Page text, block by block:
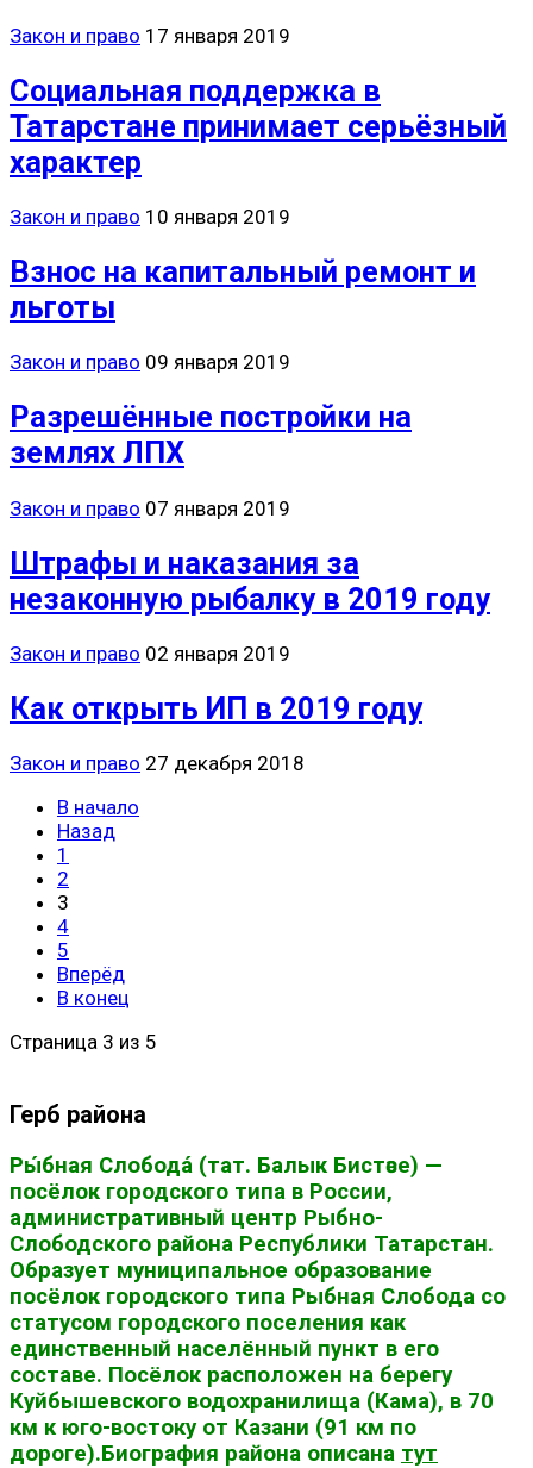
Закон и право 17 января 2019
Социальная поддержка в
Татарстане принимает серьёзный
характер
Закон и право 10 января 2019
Взнос на капитальный ремонт и
льготы
Закон и право 09 января 2019
Разрешённые постройки на
землях ЛПХ
Закон и право 07 января 2019
Штрафы и наказания за
незаконную рыбалку в 2019 году
Закон и право 02 января 2019
Как открыть ИП в 2019 году
Закон и право 27 декабря 2018
В начало
Назад
1
2
3
4
5
Вперёд
В конец
Страница 3 из 5
Герб района
Ры́бная Слобода́ (тат. Балык Бистәсе) —
посёлок городского типа в России,
административный центр Рыбно-
Слободского района Республики Татарстан.
Образует муниципальное образование
посёлок городского типа Рыбная Слобода со
статусом городского поселения как
единственный населённый пункт в его
составе. Посёлок расположен на берегу
Куйбышевского водохранилища (Кама), в 70
км к юго-востоку от Казани (91 км по
дороге).Биография района описана тут